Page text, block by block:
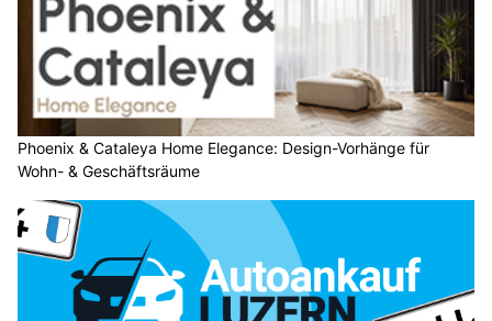
Phoenix & Cataleya Home Elegance: Design-Vorhänge für
Wohn- & Geschäftsräume